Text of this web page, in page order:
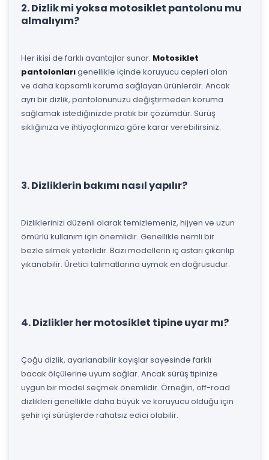
2. Dizlik mi yoksa motosiklet pantolonu mu
almalıyım?
Her ikisi de farklı avantajlar sunar. Motosiklet
pantolonlarıgenellikle içinde koruyucu cepleri olan
ve daha kapsamlı koruma sağlayan ürünlerdir. Ancak
ayrı bir dizlik, pantolonunuzu değiştirmeden koruma
sağlamak istediğinizde pratik bir çözümdür. Sürüş
sıklığınıza ve ihtiyaçlarınıza göre karar verebilirsiniz.
3. Dizliklerin bakımı nasıl yapılır?
Dizliklerinizi düzenli olarak temizlemeniz, hijyen ve uzun
ömürlü kullanım için önemlidir. Genellikle nemli bir
bezle silmek yeterlidir. Bazı modellerin iç astarı çıkarılıp
yıkanabilir. Üretici talimatlarına uymak en doğrusudur.
4. Dizlikler her motosiklet tipine uyar mı?
Çoğu dizlik, ayarlanabilir kayışlar sayesinde farklı
bacak ölçülerine uyum sağlar. Ancak sürüş tipinize
uygun bir model seçmek önemlidir. Örneğin, off-road
dizlikleri genellikle daha büyük ve koruyucu olduğu için
şehir içi sürüşlerde rahatsız edici olabilir.